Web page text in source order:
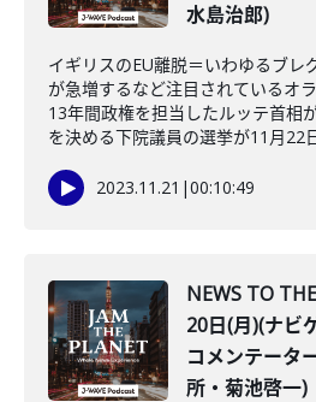
水島治郎)
イギリスのEU離脱＝いわゆるブレ
が急増するなど注目されているオ
13年間政権を担当したルッテ首相
を決める下院議員の選挙が11月22
2023.11.21 |00:10:49
NEWS TO
20日(月)(ナビ
コメンテータ
所・菊池啓一)